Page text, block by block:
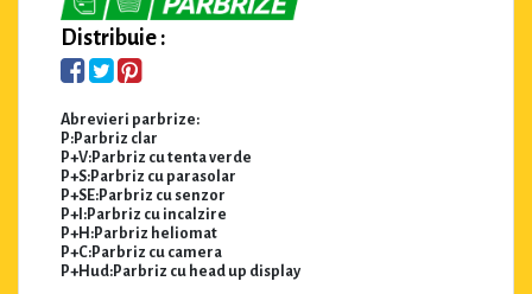
Distribuie :
Abrevieri parbrize:
P:Parbriz clar
P+V:Parbriz cu tenta verde
P+S:Parbriz cu parasolar
P+SE:Parbriz cu senzor
P+I:Parbriz cu incalzire
P+H:Parbriz heliomat
P+C:Parbriz cu camera
P+Hud:Parbriz cu head up display